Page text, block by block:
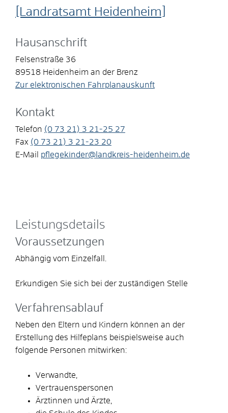
[Landratsamt Heidenheim]
Hausanschrift
Felsenstraße 36
89518 Heidenheim an der Brenz
Zur elektronischen Fahrplanauskunft
Kontakt
Telefon (0 73 21) 3 21-25 27
Fax (0 73 21) 3 21-23 20
E-Mail
pflegekinder@landkreis-heidenheim.de
Leistungsdetails
Voraussetzungen
Abhängig vom Einzelfall.
Erkundigen Sie sich bei der zuständigen Stelle
Verfahrensablauf
Neben den Eltern und Kindern können an der
Erstellung des Hilfeplans beispielsweise auch
folgende Personen mitwirken:
Verwandte,
Vertrauenspersonen
Ärztinnen und Ärzte,